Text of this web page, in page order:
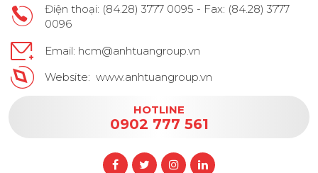
Điện thoại: (84.28) 3777 0095 - Fax: (84.28) 3777
0096
Email: hcm@anhtuangroup.vn
Website: www.anhtuangroup.vn
HOTLINE
0902 777 561